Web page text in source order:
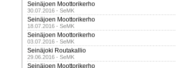
Seinäjoen Moottorikerho
30.07.2016 - SeMK
Seinäjoen Moottorikerho
18.07.2016 - SeMK
Seinäjoen Moottorikerho
03.07.2016 - SeMK
Seinäjoki Routakallio
29.06.2016 - SeMK
Seinäjoen Moottorikerho